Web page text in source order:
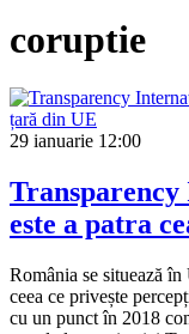
coruptie
29 ianuarie 12:00
este a patra
România se situează
ceea ce privește
cu un punct în 2018